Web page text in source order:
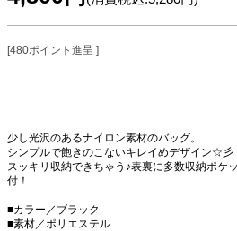
少し光沢のあるナイロン素材のバッグ。
シンプルで飽きのこないキレイめデザイン☆彡
スッキリ収納できちゃう♪表裏に多数収納ポケ
付！
■カラー／ブラック
■素材／ポリエステル
[480ポイント進呈 ]